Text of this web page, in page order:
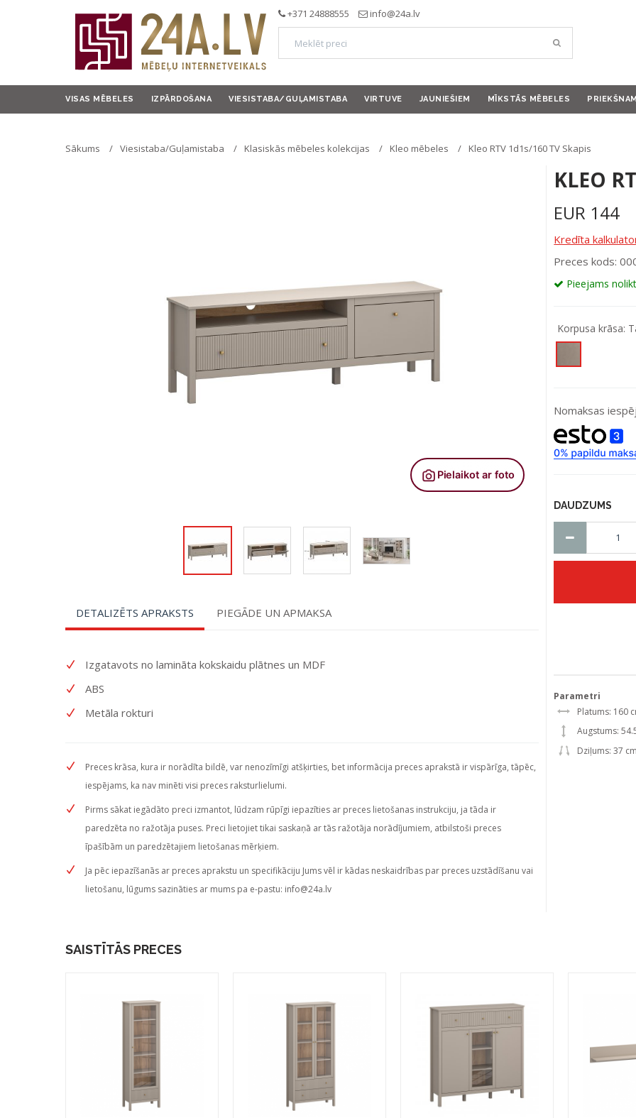
+371 24888555 info@24a.lv
VISAS MĒBELES IZPĀRDOŠANA VIESISTABA/GUĻAMISTABA VIRTUVE JAUNIEŠIEM MĪKSTĀS MĒBELES
Sākums Viesistaba/Guļamistaba Klasiskās mēbeles kolekcijas Kleo mēbeles Kleo RTV 1d1s/160 TV Skapis
DETALIZĒTS APRAKSTS PIEGĀDE UN APMAKSA
Izgatavots no lamināta kokskaidu plātnes un MDF
ABS
Metāla rokturi
Preces krāsa, kura ir norādīta bildē, var nenozīmīgi atšķirties, bet informācija preces aprakstā ir vispārīga, tāpēc,
iespējams, ka nav minēti visi preces raksturlielumi.
Pirms sākat iegādāto preci izmantot, lūdzam rūpīgi iepazīties ar preces lietošanas instrukciju, ja tāda ir
paredzēta no ražotāja puses. Preci lietojiet tikai saskaņā ar tās ražotāja norādījumiem, atbilstoši preces
īpašībām un paredzētajiem lietošanas mērķiem.
Ja pēc iepazīšanās ar preces aprakstu un specifikāciju Jums vēl ir kādas neskaidrības par preces uzstādīšanu vai
lietošanu, lūgums sazināties ar mums pa e-pastu: info@24a.lv
KLEO
EUR 144
Kredīta
Preces kods:
Pieejams
Korpusa krāsa:
Nomaksas
DAUDZUMS
Parametri
Platums: 160
Augstums:
Dziļums: 37 cm
SAISTĪTĀS PRECES